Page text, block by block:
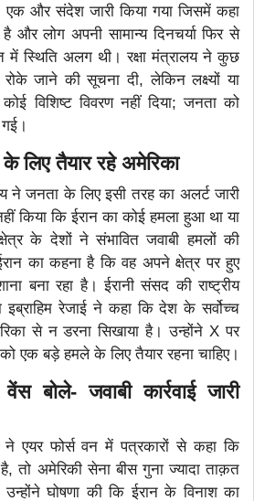
और संदेश जारी किया गया जिसमें कहा
और लोग अपनी सामान्य दिनचर्या फिर से
अलग थी। रक्षा मंत्रालय ने कुछ
जाने की सूचना दी, लेकिन लक्ष्यों या
विशिष्ट विवरण नहीं दिया; जनता को
लिए तैयार रहे अमेरिका
ने जनता के लिए इसी तरह का अलर्ट जारी
किया कि ईरान का कोई हमला हुआ था या
के देशों ने संभावित जवाबी हमलों की
का कहना है कि वह अपने क्षेत्र पर हुए
बना रहा है। ईरानी संसद की राष्ट्रीय
इब्राहिम रेजाई ने कहा कि देश के सर्वोच्च
से न डरना सिखाया है। उन्होंने X पर
एक बड़े हमले के लिए तैयार रहना चाहिए।
बोले- जवाबी कार्रवाई जारी
ने एयर फोर्स वन में पत्रकारों से कहा कि
तो अमेरिकी सेना बीस गुना ज्यादा ताक़त
घोषणा की कि ईरान के विनाश का